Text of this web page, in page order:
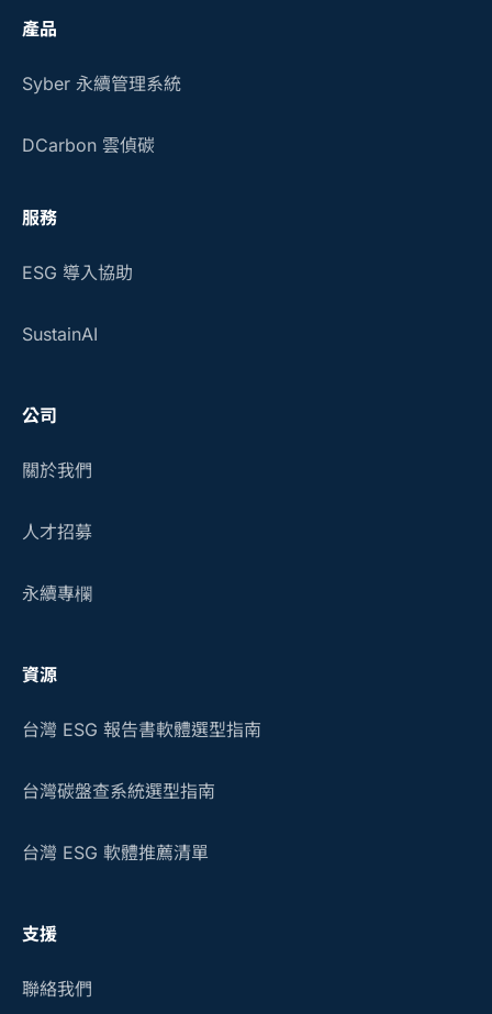
產品
Syber 永續管理系統
DCarbon 雲偵碳
服務
ESG 導入協助
SustainAI
公司
關於我們
人才招募
永續專欄
資源
台灣 ESG 報告書軟體選型指南
台灣碳盤查系統選型指南
台灣 ESG 軟體推薦清單
支援
聯絡我們